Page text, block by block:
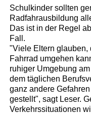
Schulkinder sollten
Radfahrausbildung
Das ist in der Regel
Fall.
"Viele Eltern glauben,
Fahrrad umgehen
ruhiger Umgebung
dem täglichen
ganz andere
gestellt", sagt Leser.
Verkehrssituationen